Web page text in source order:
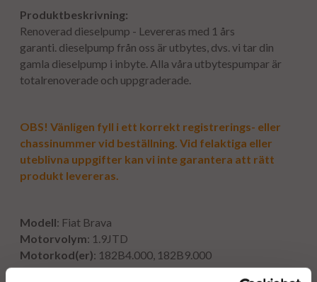
Produktbeskrivning:
Renoverad dieselpump - Levereras med 1 års
garanti. dieselpump från oss är utbytes, dvs. vi tar din
gamla dieselpump i inbyte. Alla våra utbytespumpar är
totalrenoverade och uppgraderade.
OBS! Vänligen fyll i ett korrekt registrerings- eller
chassinummer vid beställning. Vid felaktiga eller
uteblivna uppgifter kan vi inte garantera att rätt
produkt levereras.
Modell: Fiat Brava
Motorvolym: 1.9JTD
Motorkod(er): 182B4.000, 182B9.000
Hk: 100, 105